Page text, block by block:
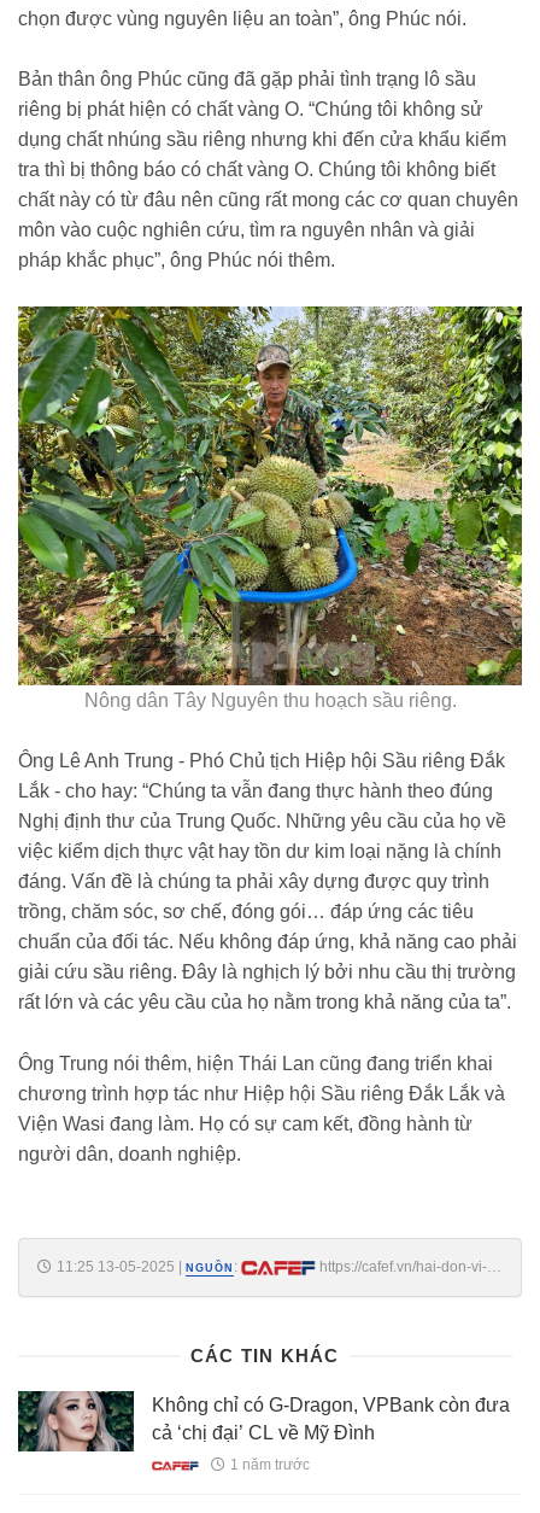
chọn được vùng nguyên liệu an toàn”, ông Phúc nói.
Bản thân ông Phúc cũng đã gặp phải tình trạng lô sầu
riêng bị phát hiện có chất vàng O. “Chúng tôi không sử
dụng chất nhúng sầu riêng nhưng khi đến cửa khẩu kiểm
tra thì bị thông báo có chất vàng O. Chúng tôi không biết
chất này có từ đâu nên cũng rất mong các cơ quan chuyên
môn vào cuộc nghiên cứu, tìm ra nguyên nhân và giải
pháp khắc phục”, ông Phúc nói thêm.
Nông dân Tây Nguyên thu hoạch sầu riêng.
Ông Lê Anh Trung - Phó Chủ tịch Hiệp hội Sầu riêng Đắk
Lắk - cho hay: “Chúng ta vẫn đang thực hành theo đúng
Nghị định thư của Trung Quốc. Những yêu cầu của họ về
việc kiểm dịch thực vật hay tồn dư kim loại nặng là chính
đáng. Vấn đề là chúng ta phải xây dựng được quy trình
trồng, chăm sóc, sơ chế, đóng gói… đáp ứng các tiêu
chuẩn của đối tác. Nếu không đáp ứng, khả năng cao phải
giải cứu sầu riêng. Đây là nghịch lý bởi nhu cầu thị trường
rất lớn và các yêu cầu của họ nằm trong khả năng của ta”.
Ông Trung nói thêm, hiện Thái Lan cũng đang triển khai
chương trình hợp tác như Hiệp hội Sầu riêng Đắk Lắk và
Viện Wasi đang làm. Họ có sự cam kết, đồng hành từ
người dân, doanh nghiệp.
11:25 13-05-2025 NGUỒN :
https://cafef.vn/hai-don-vi-
CÁC TIN KHÁC
Không chỉ có G-Dragon, VPBank còn đưa
cả ‘chị đại’ CL về Mỹ Đình
1 năm trước